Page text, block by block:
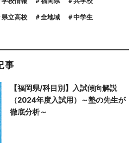
県立高校 全地域 中学生
事
【福岡県/科目別】入試傾向解説
（2024年度入試用）～塾の先生が
徹底分析～